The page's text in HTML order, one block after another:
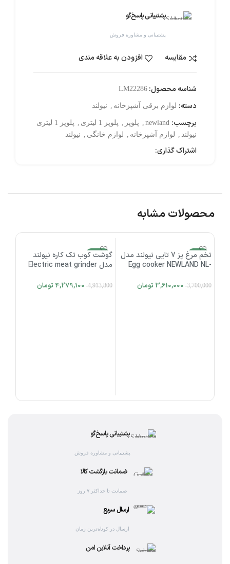
پشتیبانی پاسخ‌گو
پشتیبانی و مشاوره فروش
مقایسه افزودن به علاقه مندی
شناسه محصول: LM22286
دسته: لوازم برقی آشپزخانه نیولند
برچسب: newland پلوپز پلوپز 1 لیتری
پلوپز 1 لیتری
نیولند
لوازم آشپزخانه لوازم خانگی نیولند
اشتراک گذاری:
محصولات مشابه
-2%
تخم مرغ پز 7 تایی نیولند مدل
Egg cooker NEWLAND NL-
3,700,000
3,610,000 تومان
-13%
اتمام موجودی
گوشت کوب تک کاره نیولند
مدل Electric meat grinder
4,913,800
4,279,100 تومان
پرداخت آنلاین امن
ارسال سریع
ارسال در کوتاه‌ترین زمان
ضمانت بازگشت کالا
ضمانت تا حداکثر ۷ روز
پشتیبانی پاسخ‌گو
پشتیبانی و مشاوره فروش